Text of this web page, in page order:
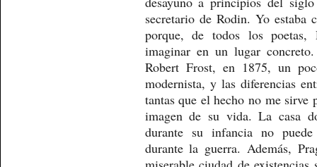
secretario de Rodin. Yo estaba
porque, de todos los
imaginar en un lugar
Robert Frost, en 1875, un
modernista, y las diferencias
tantas que el hecho no me sirve
imagen de su vida. La casa
durante su infancia no
durante la guerra. Además,